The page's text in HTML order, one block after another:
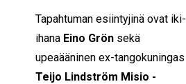
Tapahtuman esiintyjinä ovat iki-
ihana Eino Grön sekä
upeaääninen ex-tangokuningas
Teijo Lindström Misio -